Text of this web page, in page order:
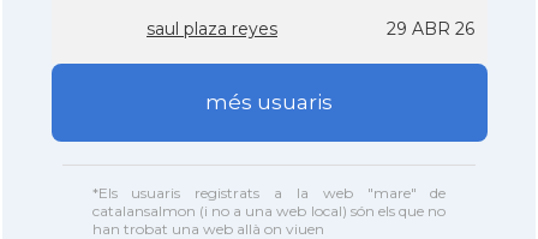
saul plaza reyes 29 ABR 26
més usuaris
*Els usuaris registrats a la web "mare" de
catalansalmon (i no a una web local) són els que no
han trobat una web allà on viuen